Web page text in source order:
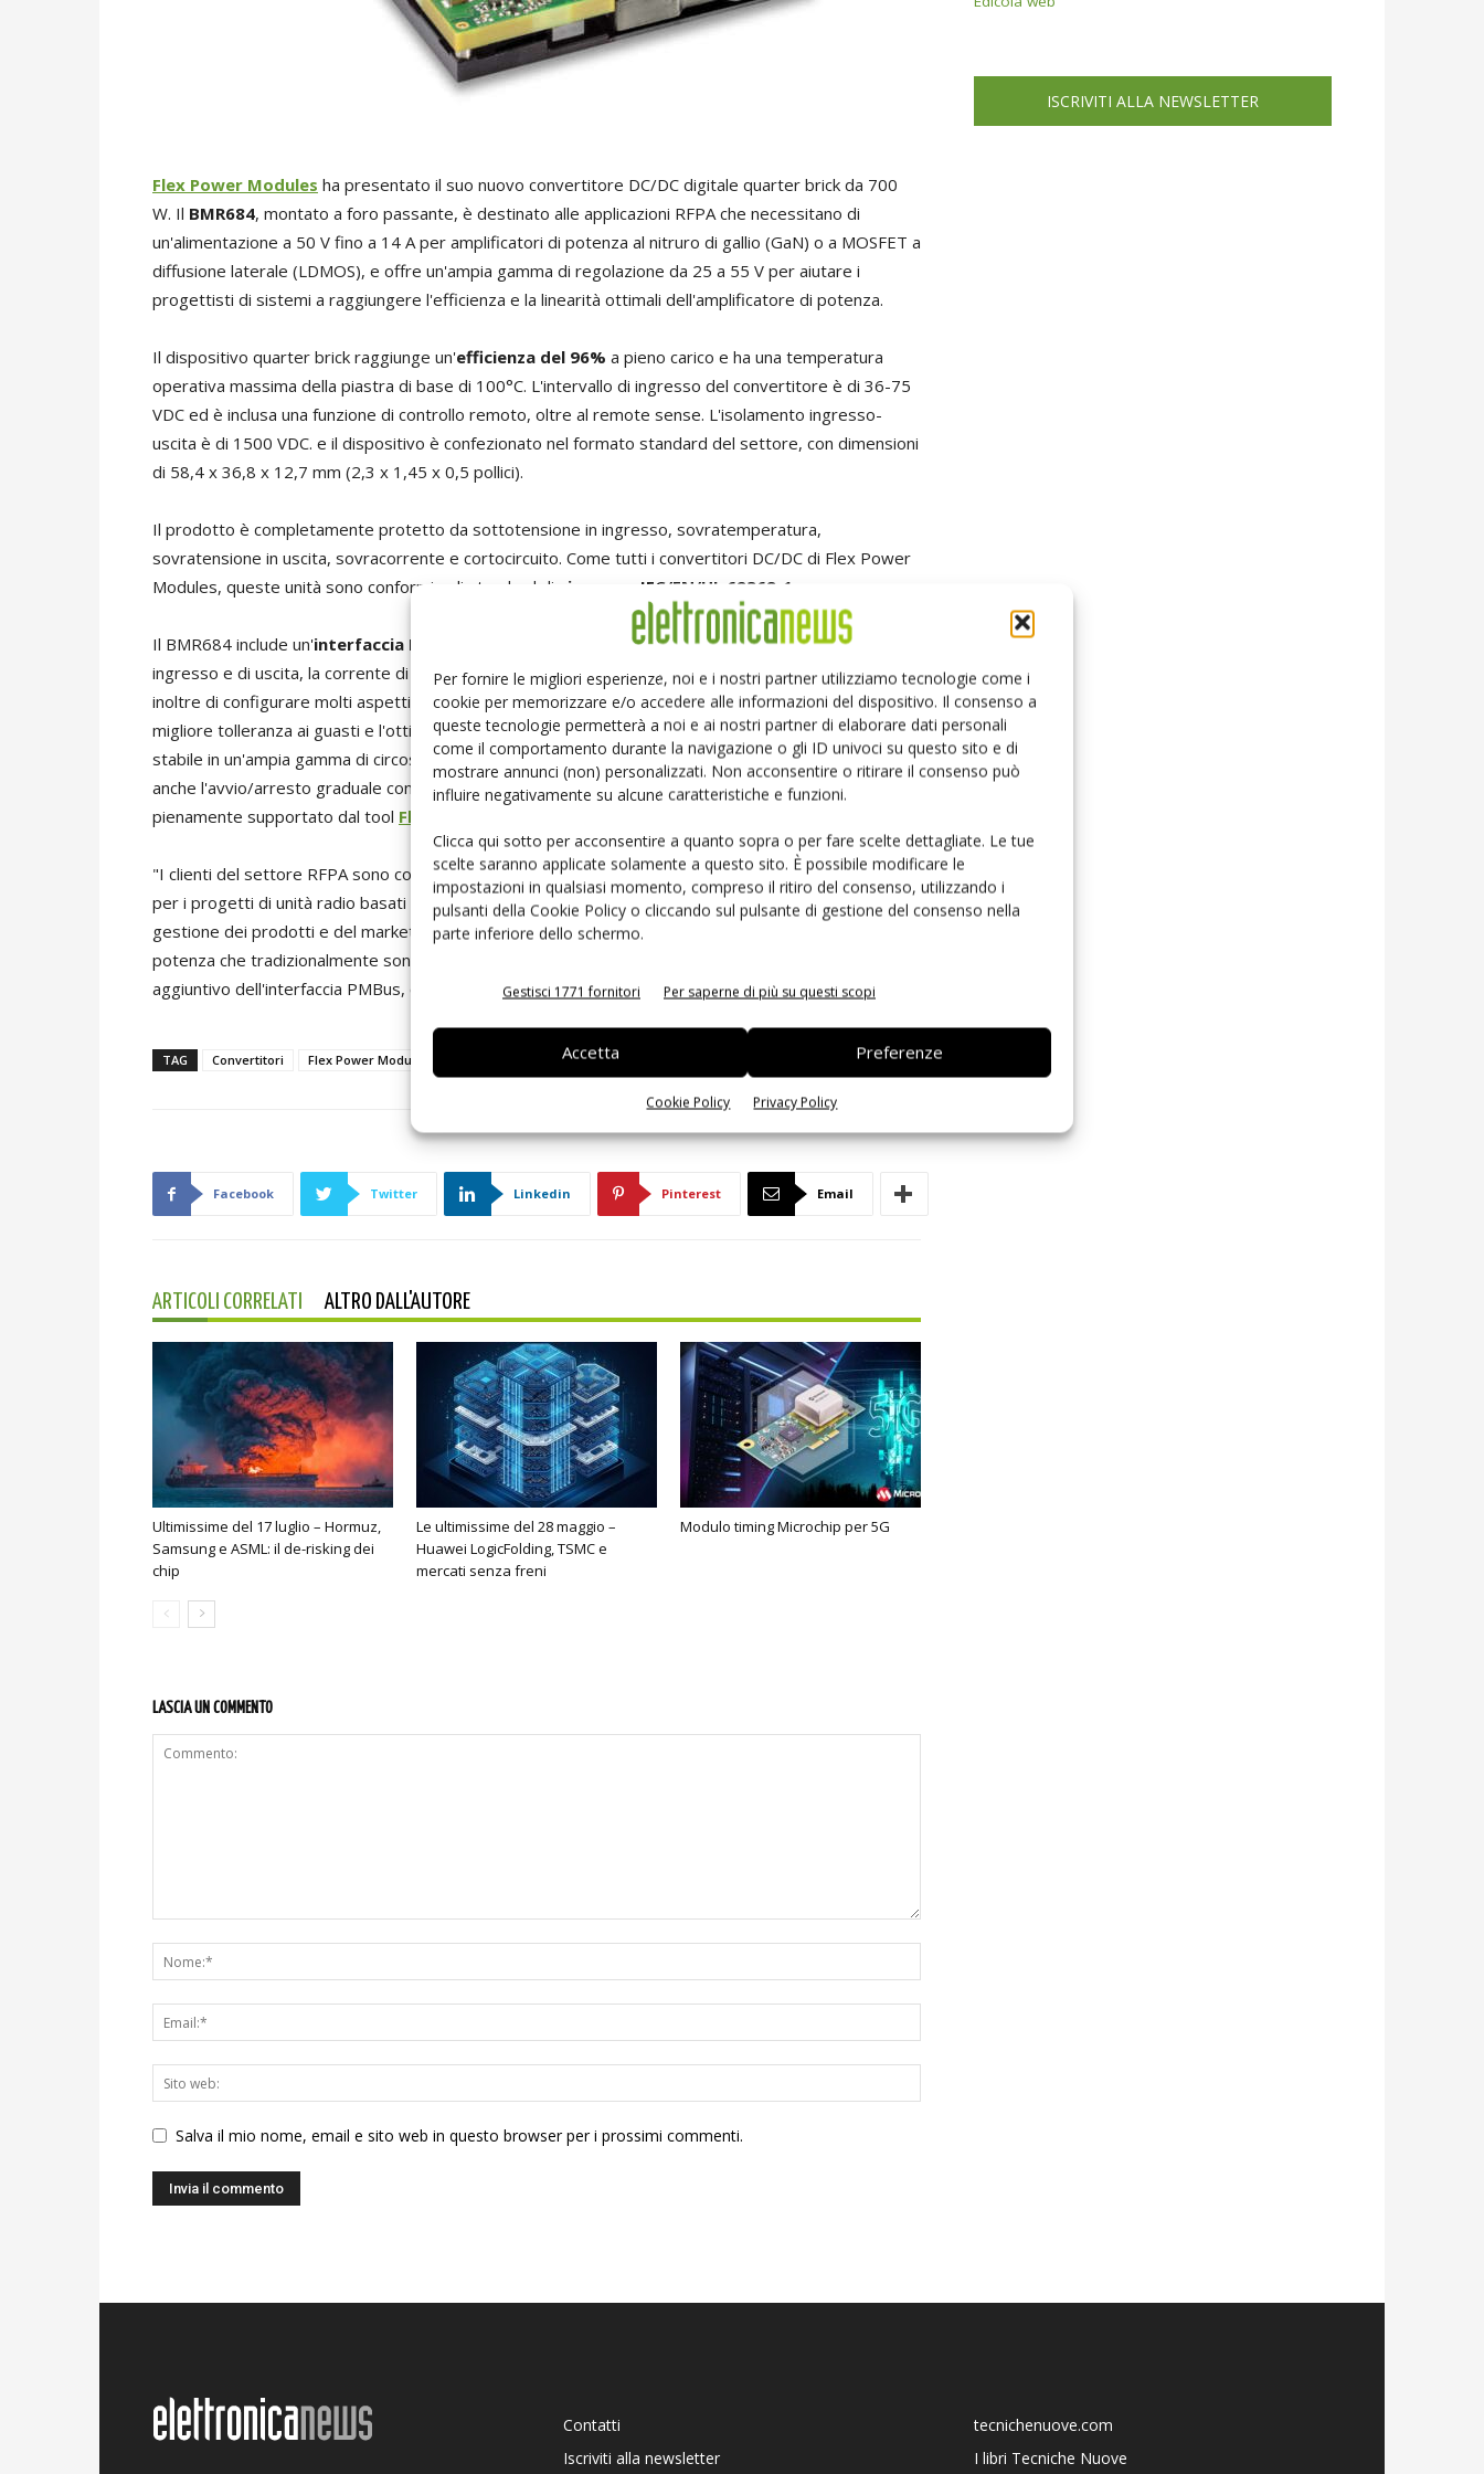
Per fornire le migliori esperienze, noi e i nostri partner utilizziamo tecnologie come i
cookie per memorizzare e/o accedere alle informazioni del dispositivo. Il consenso a
queste tecnologie permetterà a noi e ai nostri partner di elaborare dati personali
come il comportamento durante la navigazione o gli ID univoci su questo sito e di
mostrare annunci (non) personalizzati. Non acconsentire o ritirare il consenso può
influire negativamente su alcune caratteristiche e funzioni.
Clicca qui sotto per acconsentire a quanto sopra o per fare scelte dettagliate. Le tue
scelte saranno applicate solamente a questo sito. È possibile modificare le
impostazioni in qualsiasi momento, compreso il ritiro del consenso, utilizzando i
pulsanti della Cookie Policy o cliccando sul pulsante di gestione del consenso nella
parte inferiore dello schermo.
Gestisci 1771 fornitori Per saperne di più su questi scopi
Accetta Preferenze
Cookie Policy Privacy Policy
Flex Power Modules ha presentato il suo nuovo convertitore DC/DC digitale quarter brick da 700
W. Il BMR684, montato a foro passante, è destinato alle applicazioni RFPA che necessitano di
un'alimentazione a 50 V fino a 14 A per amplificatori di potenza al nitruro di gallio (GaN) o a MOSFET a
diffusione laterale (LDMOS), e offre un'ampia gamma di regolazione da 25 a 55 V per aiutare i
progettisti di sistemi a raggiungere l'efficienza e la linearità ottimali dell'amplificatore di potenza.
Il dispositivo quarter brick raggiunge un'efficienza del 96% a pieno carico e ha una temperatura
operativa massima della piastra di base di 100°C. L'intervallo di ingresso del convertitore è di 36-75
VDC ed è inclusa una funzione di controllo remoto, oltre al remote sense. L'isolamento ingresso-
uscita è di 1500 VDC. e il dispositivo è confezionato nel formato standard del settore, con dimensioni
di 58,4 x 36,8 x 12,7 mm (2,3 x 1,45 x 0,5 pollici).
Il prodotto è completamente protetto da sottotensione in ingresso, sovratemperatura,
sovratensione in uscita, sovracorrente e cortocircuito. Come tutti i convertitori DC/DC di Flex Power
Modules, queste unità sono conformi agli standard di
sicurezza IEC/EN/UL 62368-1.
Il BMR684 include un'interfaccia PMBus
che consente di monitorare facilmente le tensioni di
ingresso e di uscita, la corrente di uscita e la temperatura del dispositivo. Il dispositivo consente
inoltre di configurare molti aspetti del suo funzionamento, tra cui la tensione e la corrente per una
migliore tolleranza ai guasti e l'ottimizzazione del loop di controllo del modulo per un funzionamento
stabile in un'ampia gamma di circostanze. Le funzioni di gestione dell'alimentazione comprendono
anche l'avvio/arresto graduale configurabile, il ritardo di precisione e il ramp-up. Il prodotto è
pienamente supportato dal tool Flex Power Designer
"I clienti del settore RFPA sono costantemente alla ricerca di soluzioni a più alta densità di potenza
per i progetti di unità radio basati su GaN e LDMOS", ha commentatoOlle Hellgren, direttore della
gestione dei prodotti e del marketing di Flex Power Modules. "Il nuovo BMR684 offre i livelli di
potenza che tradizionalmente sono stati forniti solo in pacchetti half brick, e con il vantaggio
aggiuntivo dell'interfaccia PMBus, crediamo che questa sia una combinazione vincente".
TAG Convertitori Flex Power Modules
Facebook Twitter Linkedin Pinterest Email
ARTICOLI CORRELATI ALTRO DALL'AUTORE
Ultimissime del 17 luglio – Hormuz,
Samsung e ASML: il de-risking dei
chip
Le ultimissime del 28 maggio –
Huawei LogicFolding, TSMC e
mercati senza freni
Modulo timing Microchip per 5G
LASCIA UN COMMENTO
Salva il mio nome, email e sito web in questo browser per i prossimi commenti.
ISCRIVITI ALLA NEWSLETTER
Contatti
Iscriviti alla newsletter
tecnichenuove.com
I libri Tecniche Nuove